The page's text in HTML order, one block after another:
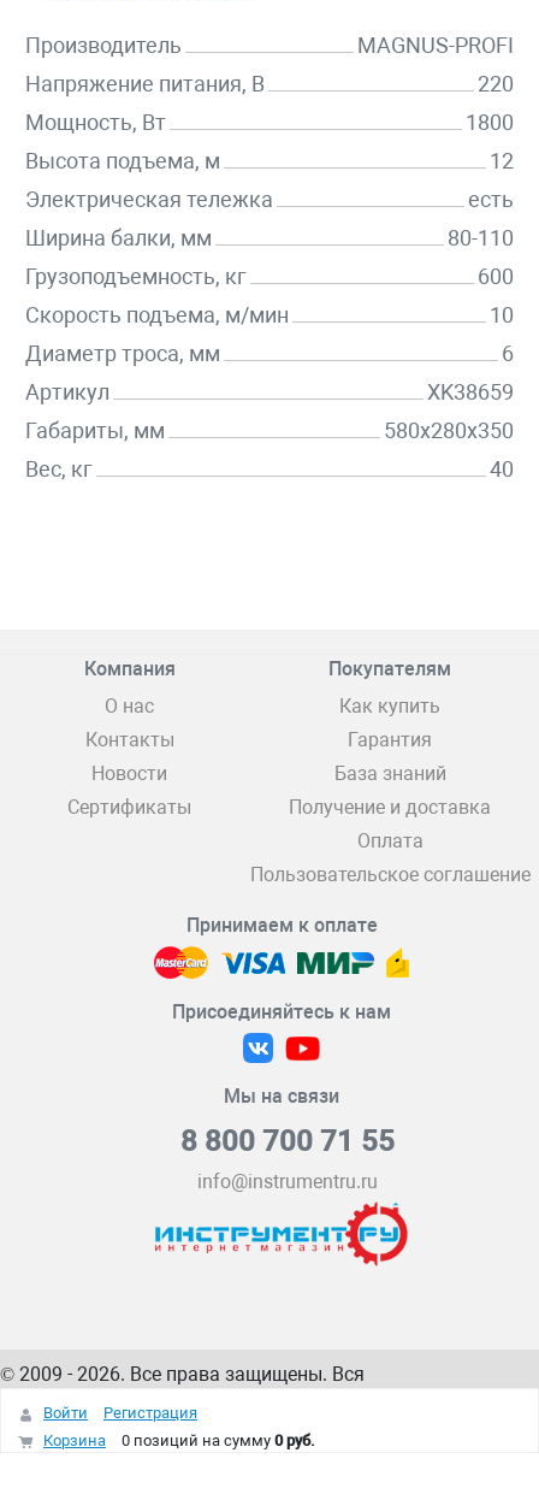
Производитель
MAGNUS-PROFI
Напряжение питания, В
220
Мощность, Вт
1800
Высота подъема, м
12
Электрическая тележка
есть
Ширина балки, мм
80-110
Грузоподъемность, кг
600
Скорость подъема, м/мин
10
Диаметр троса, мм
6
Артикул
XK38659
Габариты, мм
580x280x350
Вес, кг
40
Компания
О нас
Контакты
Новости
Сертификаты
Покупателям
Как купить
Гарантия
База знаний
Получение и доставка
Оплата
Пользовательское соглашение
Принимаем к оплате
Присоединяйтесь к нам
Мы на связи
8 800 700 71 55
info@instrumentru.ru
© 2009 - 2026. Все права защищены. Вся
информация на сайте – собственность
интернет-магазина
Войти
Регистрация
Корзина
0 позиций на сумму 0 руб.